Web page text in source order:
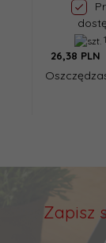
26,38 PLN
Zapisz